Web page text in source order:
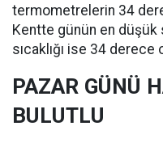
termometrelerin 34
Kentte günün en düşük
sıcaklığı ise 34 derece
PAZAR GÜNÜ
BULUTLU